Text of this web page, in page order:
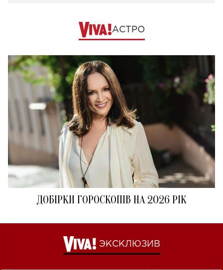
АСТРО
ДОБІРКИ ГОРОСКОПІВ НА 2026 РІК
ЭКСКЛЮЗИВ